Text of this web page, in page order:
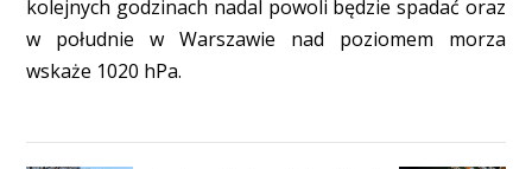
kolejnych godzinach nadal powoli będzie spadać oraz
w południe w Warszawie nad poziomem morza
wskaże 1020 hPa.